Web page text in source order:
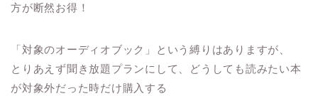
方が断然お得！
「対象のオーディオブック」という縛りはありますが、
とりあえず聞き放題プランにして、どうしても読みたい本
が対象外だった時だけ購入する